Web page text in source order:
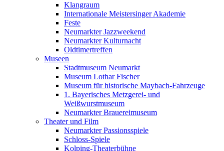
Klangraum
Internationale Meistersinger Akademie
Feste
Neumarkter Jazzweekend
Neumarkter Kulturnacht
Oldtimertreffen
Museen
Stadtmuseum Neumarkt
Museum Lothar Fischer
Museum für historische Maybach-Fahrzeuge
1. Bayerisches Metzgerei- und
Weißwurstmuseum
Neumarkter Brauereimuseum
Theater und Film
Neumarkter Passionsspiele
Schloss-Spiele
Kolping-Theaterbühne